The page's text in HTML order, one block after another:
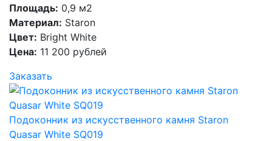
Площадь: 0,9 м2
Материал: Staron
Цвет: Bright White
Цена: 11 200 рублей
Заказать
Подоконник из искусственного камня Staron
Quasar White SQ019